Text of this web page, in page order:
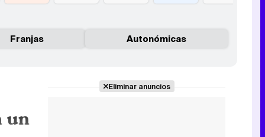
Franjas Autonómicas
un
Eliminar anuncios